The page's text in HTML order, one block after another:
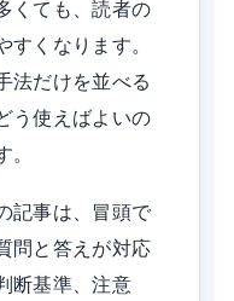
くても、読者の
くなります。
法だけを並べる
う使えばよいの
記事は、冒頭で
問と答えが対応
断基準、注意